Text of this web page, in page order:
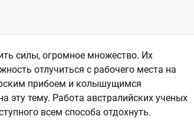
силы, огромное множество. Их
отлучиться с рабочего места на
прибоем и колышущимся
эту тему. Работа австралийских ученых
всем способа отдохнуть.